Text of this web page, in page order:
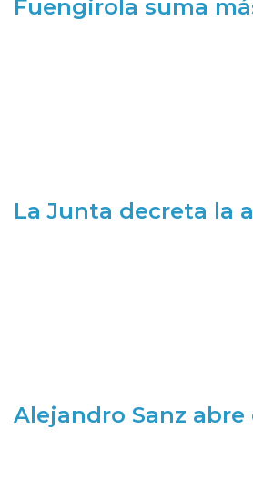
Fuengirola suma
La Junta decreta la
Alejandro Sanz